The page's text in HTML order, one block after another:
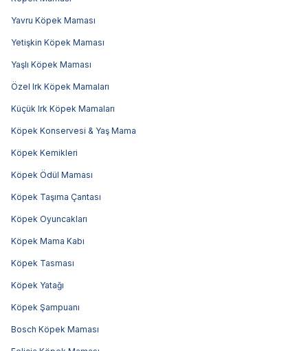
Yavru Köpek Maması
Yetişkin Köpek Maması
Yaşlı Köpek Maması
Özel Irk Köpek Mamaları
Küçük Irk Köpek Mamaları
Köpek Konservesi & Yaş Mama
Köpek Kemikleri
Köpek Ödül Maması
Köpek Taşıma Çantası
Köpek Oyuncakları
Köpek Mama Kabı
Köpek Tasması
Köpek Yatağı
Köpek Şampuanı
Bosch Köpek Maması